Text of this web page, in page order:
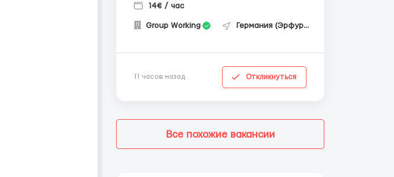
14€ / час
Group Working Германия (Эрфурт)
11 часов назад Откликнуться
Все похожие вакансии